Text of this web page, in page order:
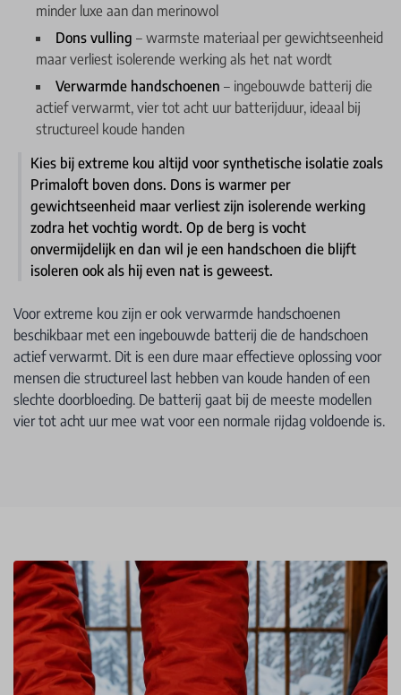
minder luxe aan dan merinowol
Dons vulling – warmste materiaal per gewichtseenheid
maar verliest isolerende werking als het nat wordt
Verwarmde handschoenen – ingebouwde batterij die
actief verwarmt, vier tot acht uur batterijduur, ideaal bij
structureel koude handen
Kies bij extreme kou altijd voor synthetische isolatie zoals
Primaloft boven dons. Dons is warmer per
gewichtseenheid maar verliest zijn isolerende werking
zodra het vochtig wordt. Op de berg is vocht
onvermijdelijk en dan wil je een handschoen die blijft
isoleren ook als hij even nat is geweest.
Voor extreme kou zijn er ook verwarmde handschoenen
beschikbaar met een ingebouwde batterij die de handschoen
actief verwarmt. Dit is een dure maar effectieve oplossing voor
mensen die structureel last hebben van koude handen of een
slechte doorbloeding. De batterij gaat bij de meeste modellen
vier tot acht uur mee wat voor een normale rijdag voldoende is.